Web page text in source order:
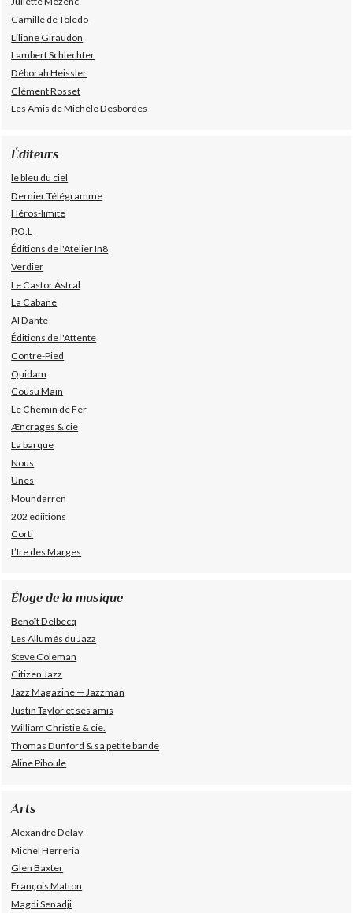
Camille de Toledo
Liliane Giraudon
Lambert Schlechter
Déborah Heissler
Clément Rosset
Les Amis de Michèle Desbordes
Éditeurs
le bleu du ciel
Dernier Télégramme
Héros-limite
P.O.L
Éditions de l'Atelier In8
Verdier
Le Castor Astral
La Cabane
Al Dante
Éditions de l'Attente
Contre-Pied
Quidam
Cousu Main
Le Chemin de Fer
Æncrages & cie
La barque
Nous
Unes
Moundarren
202 édiitions
Corti
L’Ire des Marges
Éloge de la musique
Benoît Delbecq
Les Allumés du Jazz
Steve Coleman
Citizen Jazz
Jazz Magazine — Jazzman
Justin Taylor et ses amis
William Christie & cie.
Thomas Dunford & sa petite bande
Aline Piboule
Arts
Alexandre Delay
Michel Herreria
Glen Baxter
François Matton
Magdi Senadji